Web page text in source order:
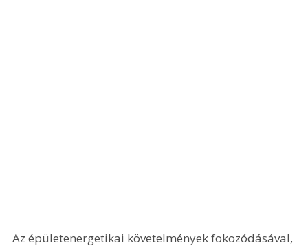
Az épületenergetikai követelmények fokozódásával,